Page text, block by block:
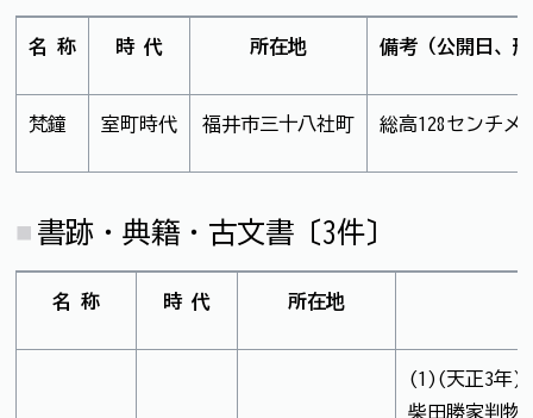
名 称 時 代 所在地 備考（公開日、
梵鐘 室町時代 福井市三十八社町 総高128センチメ
書跡・典籍・古文書〔3件〕
名 称 時 代 所在地
(1)(天正3年)9
柴田勝家判物